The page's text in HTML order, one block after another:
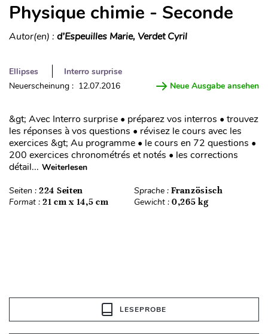
Physique chimie - Seconde
Autor(en) : d’Espeuilles Marie, Verdet Cyril
Ellipses
Interro surprise
Neuerscheinung : 12.07.2016
Neue Ausgabe ansehen
&gt; Avec Interro surprise • préparez vos interros • trouvez
les réponses à vos questions • révisez le cours avec les
exercices &gt; Au programme • le cours en 72 questions •
200 exercices chronométrés et notés • les corrections
détail... Weiterlesen
Seiten : 224 Seiten Sprache : Französisch
Format : 21 cm x 14,5 cm Gewicht : 0,265 kg
LESEPROBE